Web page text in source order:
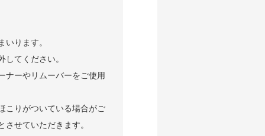
ります。
てください。
ナーやリムーバーをご使用
こりがついている場合がご
せていただきます。